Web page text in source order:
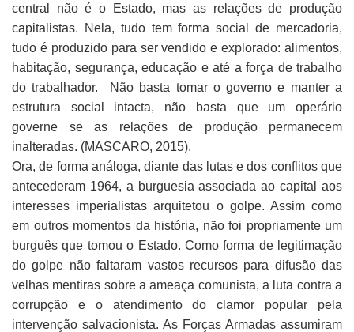
central não é o Estado, mas as relações de produção
capitalistas. Nela, tudo tem forma social de mercadoria,
tudo é produzido para ser vendido e explorado: alimentos,
habitação, segurança, educação e até a força de trabalho
do trabalhador. Não basta tomar o governo e manter a
estrutura social intacta, não basta que um operário
governe se as relações de produção permanecem
inalteradas. (MASCARO, 2015).
Ora, de forma análoga, diante das lutas e dos conflitos que
antecederam 1964, a burguesia associada ao capital aos
interesses imperialistas arquitetou o golpe. Assim como
em outros momentos da história, não foi propriamente um
burguês que tomou o Estado. Como forma de legitimação
do golpe não faltaram vastos recursos para difusão das
velhas mentiras sobre a ameaça comunista, a luta contra a
corrupção e o atendimento do clamor popular pela
intervenção salvacionista. As Forças Armadas assumiram